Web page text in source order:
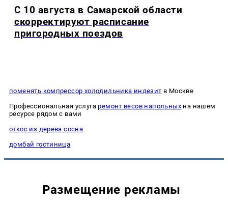
С 10 августа в Самарской области
скорректируют расписание
пригородных поездов
поменять компрессор холодильника индезит в Москве
Профессиональная услугаремонт весов напольныхна нашем
ресурсе рядом с вами
откос из дерева сосна
домбай гостиница
Размещение рекламы